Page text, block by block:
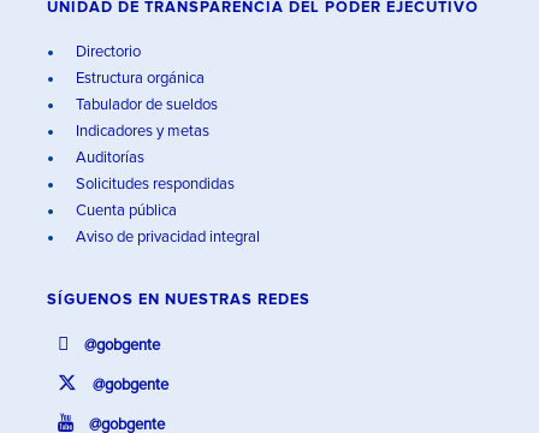
UNIDAD DE TRANSPARENCIA DEL PODER EJECUTIVO
Directorio
Estructura orgánica
Tabulador de sueldos
Indicadores y metas
Auditorías
Solicitudes respondidas
Cuenta pública
Aviso de privacidad integral
SÍGUENOS EN NUESTRAS REDES
@gobgente
@gobgente
@gobgente